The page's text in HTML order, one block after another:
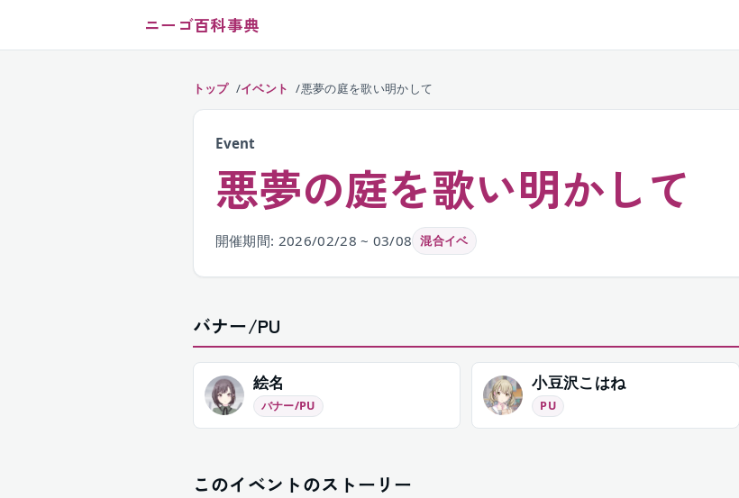
ニーゴ百科事典
トップ イベント 悪夢の庭を歌い明かして
Event
悪夢の庭を歌い明かして
開催期間: 2026/02/28 ~ 03/08 混合イベ
バナー/PU
絵名
バナー/PU
小豆沢こはね
PU
このイベントのストーリー